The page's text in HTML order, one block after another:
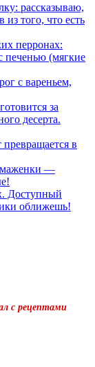
рассказываю,
того, что есть
перронах:
печенью (мягкие
с вареньем,
за
десерта.
в
—
Доступный
оближешь!
с рецептами